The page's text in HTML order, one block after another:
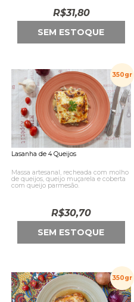
R$31,80
SEM ESTOQUE
350gr
Lasanha de 4 Queijos
Massa artesanal, recheada com molho
de queijos, queijo muçarela e coberta
com queijo parmesão.
R$30,70
SEM ESTOQUE
350gr